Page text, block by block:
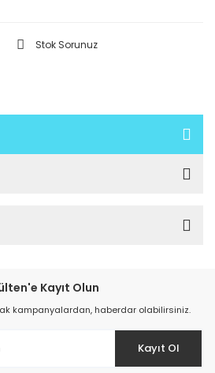
Stok Sorunuz
Kayıt Olun
kampanyalardan, haberdar olabilirsiniz.
Kayıt Ol